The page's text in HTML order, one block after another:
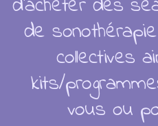
d'acheter des
de
collectives
kits/
vous ou
Catalogue